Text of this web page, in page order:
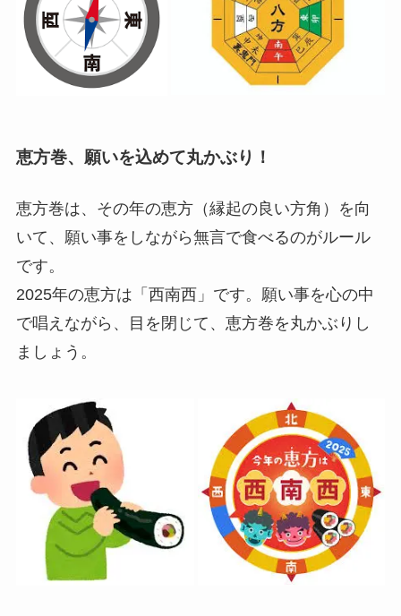
恵方巻、願いを込めて丸かぶり！
恵方巻は、その年の恵方（縁起の良い方角）を向
いて、願い事をしながら無言で食べるのがルール
です。
2025年の恵方は「西南西」です。願い事を心の中
で唱えながら、目を閉じて、恵方巻を丸かぶりし
ましょう。